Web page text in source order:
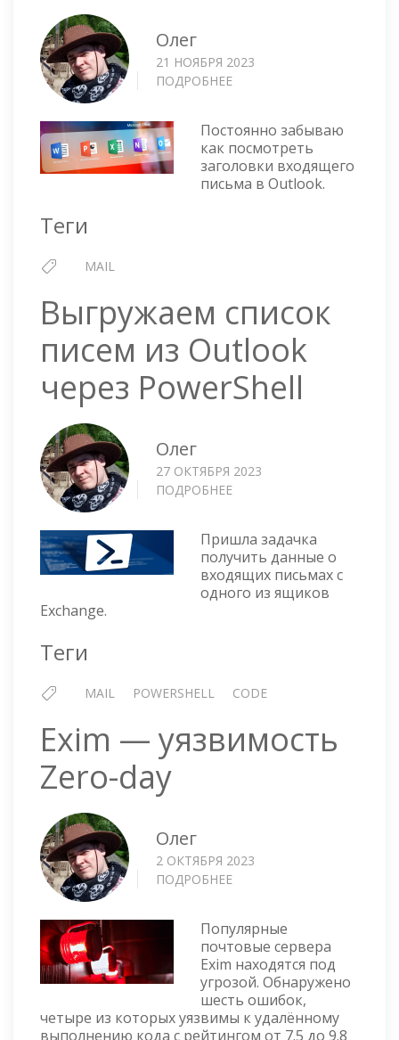
Олег
21 НОЯБРЯ 2023
ПОДРОБНЕЕ
ПОСМОТРЕТЬ
ЗАГОЛОВКИ
ПИСЬМА
Постоянно забываю
как посмотреть
заголовки входящего
письма в Outlook.
Теги
MAIL
Выгружаем список
писем из Outlook
через PowerShell
Олег
27 ОКТЯБРЯ 2023
ПОДРОБНЕЕ
ПИСЕМ
ИЗ
OUTLOOK
ЧЕРЕЗ
Пришла задачка
получить данные о
входящих письмах с
одного из ящиков
Exchange.
Теги
MAIL POWERSHELL CODE
Exim — уязвимость
Zero-day
Олег
2 ОКТЯБРЯ 2023
ПОДРОБНЕЕ
УЯЗВИМОСТЬ
ZERO-
DAY
Популярные
почтовые сервера
Exim находятся под
угрозой. Обнаружено
шесть ошибок,
четыре из которых уязвимы к удалённому
выполнению кода с рейтингом от 7.5 до 9.8